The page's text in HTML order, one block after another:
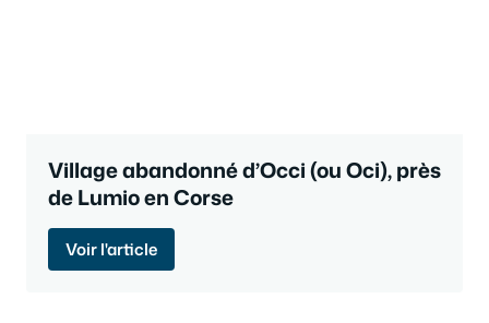
Village abandonné d’Occi (ou Oci), près
de Lumio en Corse
Voir l'article